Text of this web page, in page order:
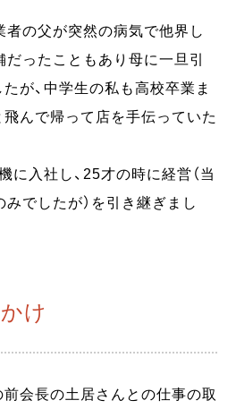
者の父が突然の病気で他界し
だったこともあり母に一旦引
が、中学生の私も高校卒業ま
んで帰って店を手伝っていた
に入社し、25才の時に経営（当
みでしたが）を引き継ぎまし
け
会長の土居さんとの仕事の取